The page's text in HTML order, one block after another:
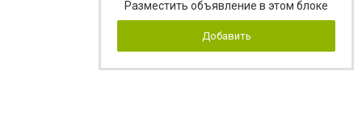
Разместить объявление в этом блоке
Добавить